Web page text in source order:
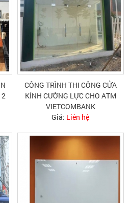
CÔNG TRÌNH THI CÔNG CỬA
KÍNH CƯỜNG LỰC CHO ATM
VIETCOMBANK
Giá: Liên hệ